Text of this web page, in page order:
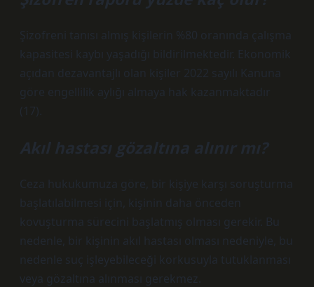
Şizofreni tanısı almış kişilerin %80 oranında çalışma
kapasitesi kaybı yaşadığı bildirilmektedir. Ekonomik
açıdan dezavantajlı olan kişiler 2022 sayılı Kanuna
göre engellilik aylığı almaya hak kazanmaktadır
(17).
Akıl hastası gözaltına alınır mı?
Ceza hukukumuza göre, bir kişiye karşı soruşturma
başlatılabilmesi için, kişinin daha önceden
kovuşturma sürecini başlatmış olması gerekir. Bu
nedenle, bir kişinin akıl hastası olması nedeniyle, bu
nedenle suç işleyebileceği korkusuyla tutuklanması
veya gözaltına alınması gerekmez.